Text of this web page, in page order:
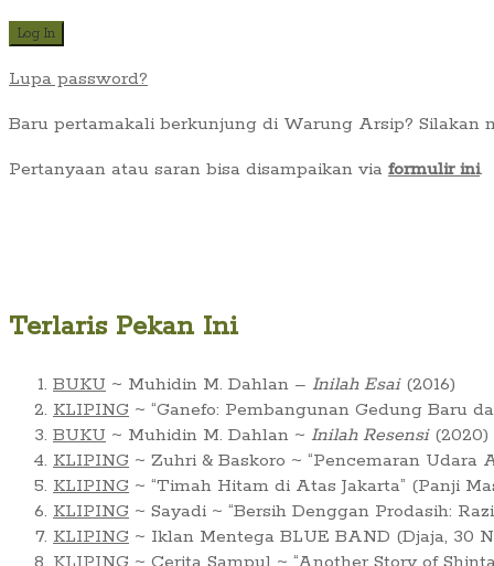
Lupa password?
Baru pertamakali berkunjung di Warung Arsip? Silakan
Pertanyaan atau saran bisa disampaikan via formulir ini.
Terlaris Pekan Ini
BUKU ~ Muhidin M. Dahlan – Inilah Esai(2016)
KLIPING ~ “Ganefo: Pembangunan Gedung Baru
BUKU ~ Muhidin M. Dahlan ~ Inilah Resensi(2020)
KLIPING ~ Zuhri & Baskoro ~ “Pencemaran Udara
KLIPING ~ “Timah Hitam di Atas Jakarta” (Panji
KLIPING ~ Sayadi ~ “Bersih Denggan Prodasih:
KLIPING ~ Iklan Mentega BLUE BAND (Djaja, 30